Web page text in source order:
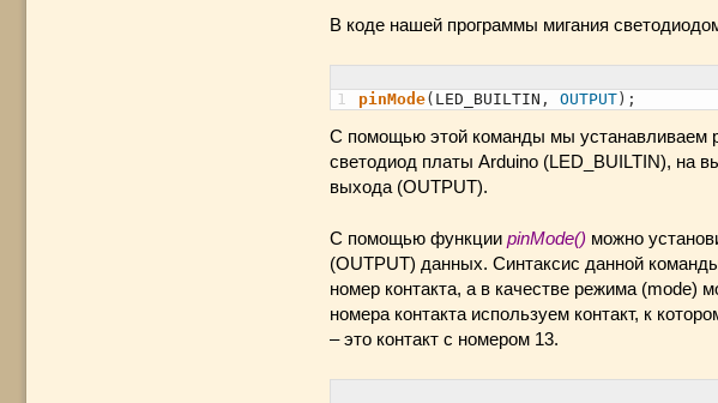
В коде нашей программы мигания
1
pinMode( LED_BUILTIN , OUTPUT ) ;
С помощью этой команды мы устанавливаем
светодиод платы Arduino (LED_BUILTIN), на
выхода (OUTPUT).
С помощью функции pinMode() можно
(OUTPUT) данных. Синтаксис данной
номер контакта, а в качестве режима
номера контакта используем контакт, к
– это контакт с номером 13.